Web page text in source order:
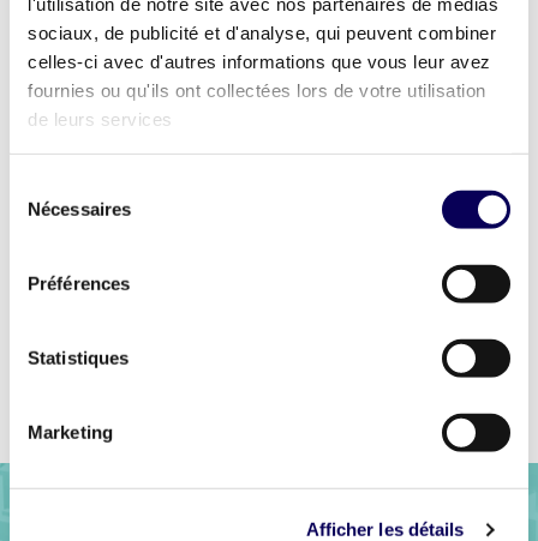
sociaux, de publicité et d'analyse, qui peuvent combiner
celles-ci avec d'autres informations que vous leur avez
fournies ou qu'ils ont collectées lors de votre utilisation
de leurs services
Nécessaires
Préférences
Statistiques
Marketing
Afficher les détails
collaboration avec nos clients pour développer des
solutions personnalisées qui correspondent à leurs
besoins et à leurs objectifs spécifiques. Qu’il
s’agisse de mobile, de DOOH, de desktop ou de CTV,
nous nous engageons à fournir un design créatif et
de haute qualité qui génère des résultats.
nouveau format Flyer,
aujourd’hui !
Suivant